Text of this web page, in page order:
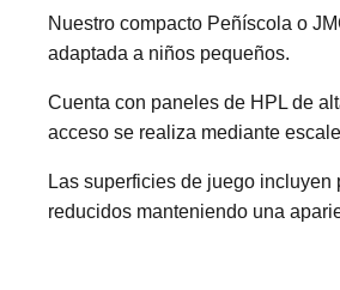
Nuestro compacto Peñíscola o
adaptada a niños pequeños.
Cuenta con paneles de HPL de
acceso se realiza mediante
Las superficies de juego
reducidos manteniendo una